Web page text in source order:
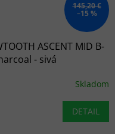
145,20 €
–15 %
ASCENT MID B-
- sivá
Skladom
DETAIL